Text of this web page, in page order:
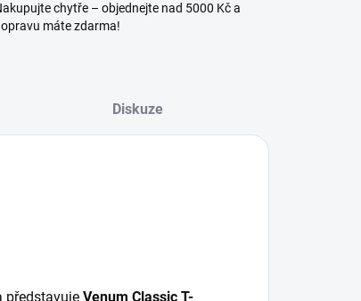
chytře – objednejte nad 5000 Kč a
máte zdarma!
Diskuze
představuje Venum Classic T-